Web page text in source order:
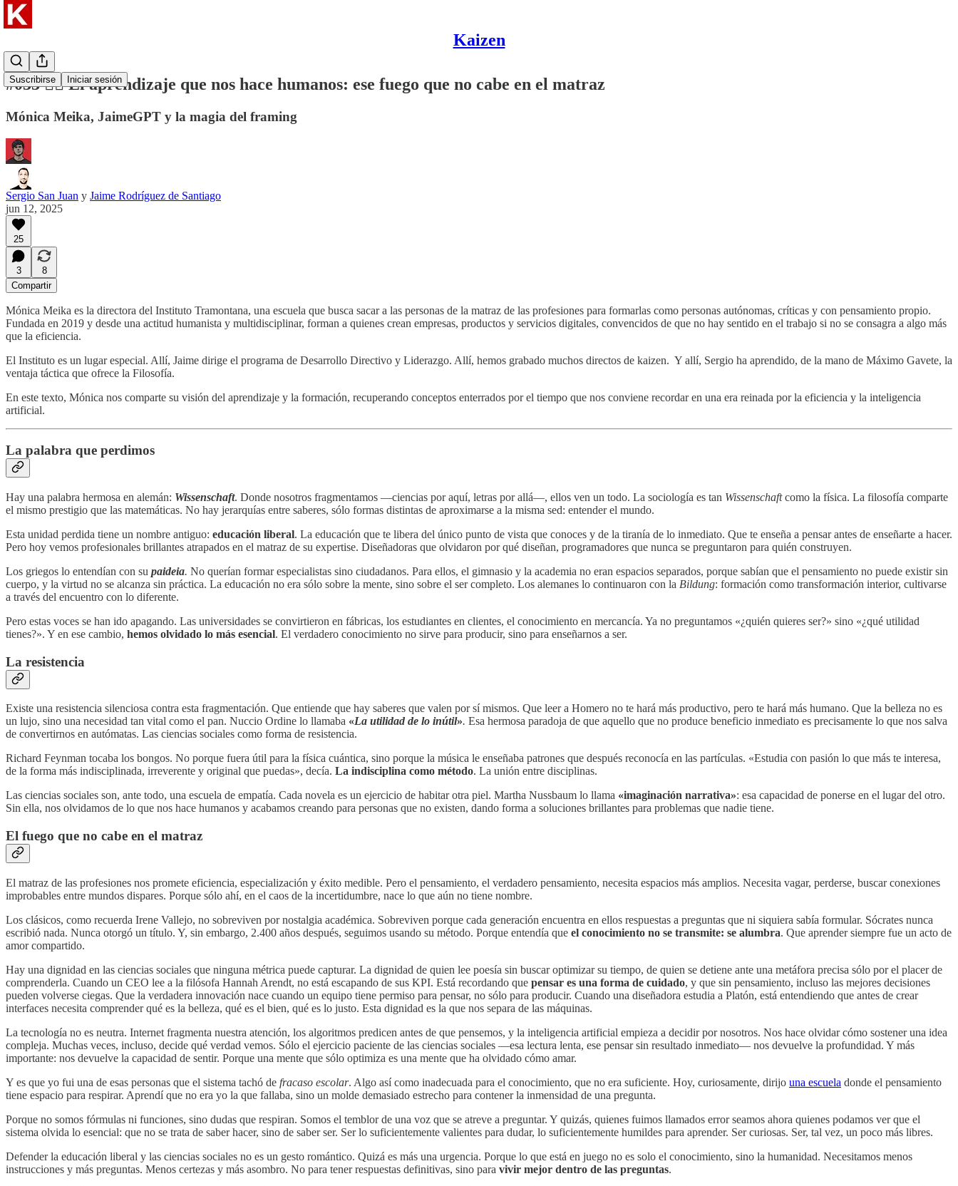
Kaizen
Suscribirse Iniciar sesión
#033 ❤️‍🔥 El aprendizaje que nos hace humanos: ese fuego que no cabe en el matraz
Mónica Meika, JaimeGPT y la magia del framing
Sergio San Juan y Jaime Rodríguez de Santiago
jun 12, 2025
25
3
8
Compartir
Mónica Meika es la directora del Instituto Tramontana, una escuela que busca sacar a las personas de la matraz de las profesiones para formarlas como personas autónomas, críticas y con pensamiento propio.
Fundada en 2019 y desde una actitud humanista y multidisciplinar, forman a quienes crean empresas, productos y servicios digitales, convencidos de que no hay sentido en el trabajo si no se consagra a algo más
que la eficiencia.
El Instituto es un lugar especial. Allí, Jaime dirige el programa de Desarrollo Directivo y Liderazgo. Allí, hemos grabado muchos directos de kaizen. Y allí, Sergio ha aprendido, de la mano de Máximo Gavete, la
ventaja táctica que ofrece la Filosofía.
En este texto, Mónica nos comparte su visión del aprendizaje y la formación, recuperando conceptos enterrados por el tiempo que nos conviene recordar en una era reinada por la eficiencia y la inteligencia
artificial.
La palabra que perdimos
Hay una palabra hermosa en alemán: Wissenschaft. Donde nosotros fragmentamos —ciencias por aquí, letras por allá—, ellos ven un todo. La sociología es tan Wissenschaftcomo la física. La filosofía comparte
el mismo prestigio que las matemáticas. No hay jerarquías entre saberes, sólo formas distintas de aproximarse a la misma sed: entender el mundo.
Esta unidad perdida tiene un nombre antiguo: educación liberal. La educación que te libera del único punto de vista que conoces y de la tiranía de lo inmediato. Que te enseña a pensar antes de enseñarte a hacer.
Pero hoy vemos profesionales brillantes atrapados en el matraz de su expertise. Diseñadoras que olvidaron por qué diseñan, programadores que nunca se preguntaron para quién construyen.
Los griegos lo entendían con su paideia. No querían formar especialistas sino ciudadanos. Para ellos, el gimnasio y la academia no eran espacios separados, porque sabían que el pensamiento no puede existir sin
cuerpo, y la virtud no se alcanza sin práctica. La educación no era sólo sobre la mente, sino sobre el ser completo. Los alemanes lo continuaron con la Bildung: formación como transformación interior, cultivarse
a través del encuentro con lo diferente.
Pero estas voces se han ido apagando. Las universidades se convirtieron en fábricas, los estudiantes en clientes, el conocimiento en mercancía. Ya no preguntamos «¿quién quieres ser?» sino «¿qué utilidad
tienes?». Y en ese cambio, hemos olvidado lo más esencial. El verdadero conocimiento no sirve para producir, sino para enseñarnos a ser.
La resistencia
Existe una resistencia silenciosa contra esta fragmentación. Que entiende que hay saberes que valen por sí mismos. Que leer a Homero no te hará más productivo, pero te hará más humano. Que la belleza no es
un lujo, sino una necesidad tan vital como el pan. Nuccio Ordine lo llamaba «La utilidad de lo inútil». Esa hermosa paradoja de que aquello que no produce beneficio inmediato es precisamente lo que nos salva
de convertirnos en autómatas. Las ciencias sociales como forma de resistencia.
Richard Feynman tocaba los bongos. No porque fuera útil para la física cuántica, sino porque la música le enseñaba patrones que después reconocía en las partículas. «Estudia con pasión lo que más te interesa,
de la forma más indisciplinada, irreverente y original que puedas», decía. La indisciplina como método. La unión entre disciplinas.
Las ciencias sociales son, ante todo, una escuela de empatía. Cada novela es un ejercicio de habitar otra piel. Martha Nussbaum lo llama «imaginación narrativa»: esa capacidad de ponerse en el lugar del otro.
Sin ella, nos olvidamos de lo que nos hace humanos y acabamos creando para personas que no existen, dando forma a soluciones brillantes para problemas que nadie tiene.
El fuego que no cabe en el matraz
El matraz de las profesiones nos promete eficiencia, especialización y éxito medible. Pero el pensamiento, el verdadero pensamiento, necesita espacios más amplios. Necesita vagar, perderse, buscar conexiones
improbables entre mundos dispares. Porque sólo ahí, en el caos de la incertidumbre, nace lo que aún no tiene nombre.
Los clásicos, como recuerda Irene Vallejo, no sobreviven por nostalgia académica. Sobreviven porque cada generación encuentra en ellos respuestas a preguntas que ni siquiera sabía formular. Sócrates nunca
escribió nada. Nunca otorgó un título. Y, sin embargo, 2.400 años después, seguimos usando su método. Porque entendía que el conocimiento no se transmite: se alumbra. Que aprender siempre fue un acto de
amor compartido.
Hay una dignidad en las ciencias sociales que ninguna métrica puede capturar. La dignidad de quien lee poesía sin buscar optimizar su tiempo, de quien se detiene ante una metáfora precisa sólo por el placer de
comprenderla. Cuando un CEO lee a la filósofa Hannah Arendt, no está escapando de sus KPI. Está recordando que pensar es una forma de cuidado, y que sin pensamiento, incluso las mejores decisiones
pueden volverse ciegas. Que la verdadera innovación nace cuando un equipo tiene permiso para pensar, no sólo para producir. Cuando una diseñadora estudia a Platón, está entendiendo que antes de crear
interfaces necesita comprender qué es la belleza, qué es el bien, qué es lo justo. Esta dignidad es la que nos separa de las máquinas.
La tecnología no es neutra. Internet fragmenta nuestra atención, los algoritmos predicen antes de que pensemos, y la inteligencia artificial empieza a decidir por nosotros. Nos hace olvidar cómo sostener una idea
compleja. Muchas veces, incluso, decide qué verdad vemos. Sólo el ejercicio paciente de las ciencias sociales —esa lectura lenta, ese pensar sin resultado inmediato— nos devuelve la profundidad. Y más
importante: nos devuelve la capacidad de sentir. Porque una mente que sólo optimiza es una mente que ha olvidado cómo amar.
Y es que yo fui una de esas personas que el sistema tachó de fracaso escolar. Algo así como inadecuada para el conocimiento, que no era suficiente. Hoy, curiosamente, dirijo una escuela donde el pensamiento
tiene espacio para respirar. Aprendí que no era yo la que fallaba, sino un molde demasiado estrecho para contener la inmensidad de una pregunta.
Porque no somos fórmulas ni funciones, sino dudas que respiran. Somos el temblor de una voz que se atreve a preguntar. Y quizás, quienes fuimos llamados error seamos ahora quienes podamos ver que el
sistema olvida lo esencial: que no se trata de saber hacer, sino de saber ser. Ser lo suficientemente valientes para dudar, lo suficientemente humildes para aprender. Ser curiosas. Ser, tal vez, un poco más libres.
Defender la educación liberal y las ciencias sociales no es un gesto romántico. Quizá es más una urgencia. Porque lo que está en juego no es solo el conocimiento, sino la humanidad. Necesitamos menos
instrucciones y más preguntas. Menos certezas y más asombro. No para tener respuestas definitivas, sino para vivir mejor dentro de las preguntas.